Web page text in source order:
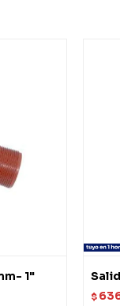
1"
$